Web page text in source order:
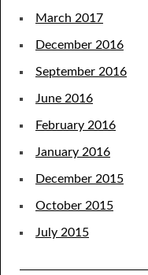
March 2017
December 2016
September 2016
June 2016
February 2016
January 2016
December 2015
October 2015
July 2015